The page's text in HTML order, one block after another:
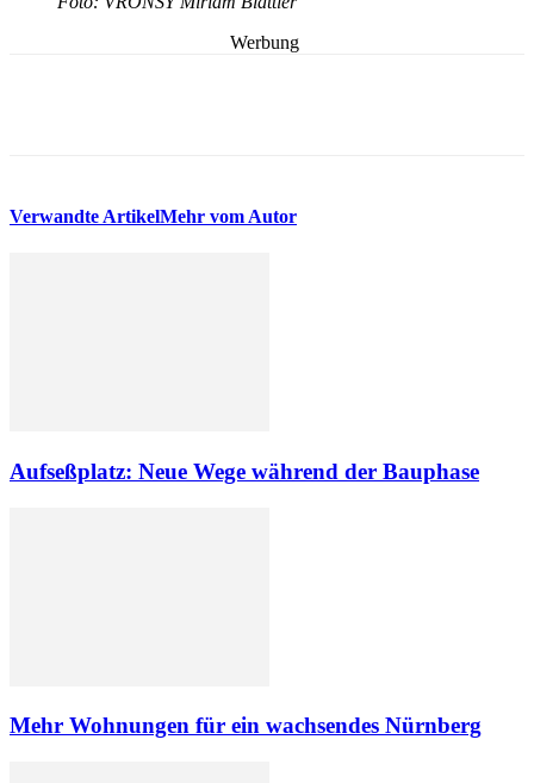
Werbung
Verwandte ArtikelMehr vom Autor
Aufseßplatz: Neue Wege während der Bauphase
Mehr Wohnungen für ein wachsendes Nürnberg